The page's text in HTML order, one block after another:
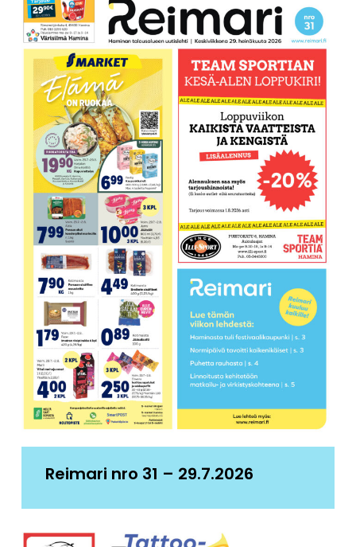
Reimari nro 31 – 29.7.2026